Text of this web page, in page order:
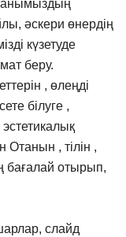
әскери өнердің
күзетуде
беру.
, өлеңді
білуге ,
Отанын , тілін ,
бағалай отырып,
слайд